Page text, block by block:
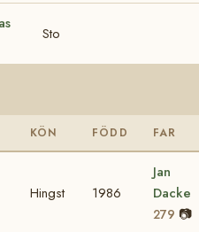
Sto
KÖN FÖDD FAR
Hingst 1986
Jan
Dacke
279 📷